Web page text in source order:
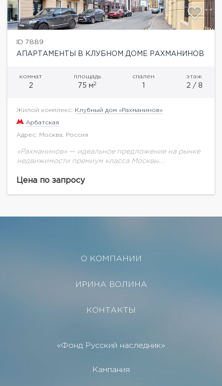
ID 7889
АПАРТАМЕНТЫ В КЛУБНОМ ДОМЕ РАХМАНИНОВ
комнат
2
площадь
75 м2
спален
1
этаж
2 / 8
Жилой комплекс: Клубный дом «Рахманинов»
Арбатская
Адрес: Москва, Россия
«Рахманинов» — идеальное предложение на рынке
недвижимости премиум ­класса Москвы.
кв.м. Дом расположен в центре столицы, в стороне
Цена по запросу
О КОМПАНИИ
ИРИНА ВОЛИНА
КОНТАКТЫ
«Фонд Русский наследник»
Кампания